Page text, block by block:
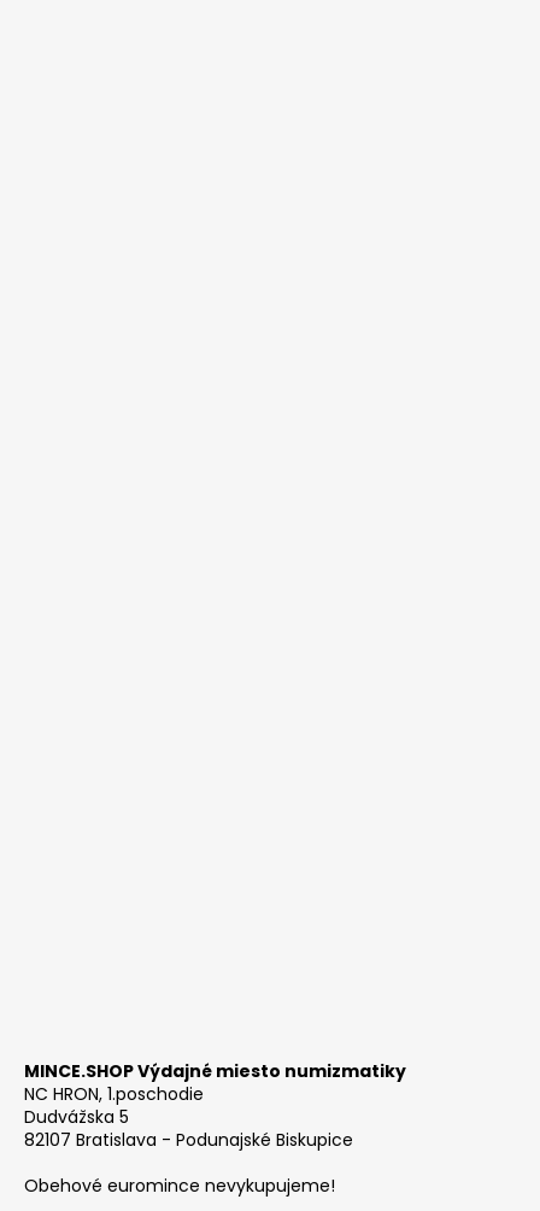
MINCE.SHOP Výdajné miesto numizmatiky
NC HRON, 1.poschodie
Dudvážska 5
82107 Bratislava - Podunajské Biskupice
Obehové euromince nevykupujeme!